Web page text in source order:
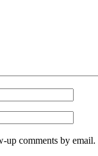
comments by email.